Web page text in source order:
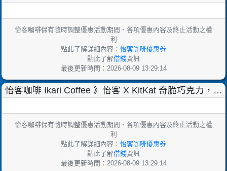
怡客咖啡保有隨時調整優惠活動期間、各項優惠內容及終止活動之權
利
點此了解詳細內容： 怡客咖啡優惠券
點此了解借錢資訊
最後更新時間：2026-08-09 13:29:14
怡客咖啡 Ikari Coffee 》怡客 X KitKat 奇脆巧克力，經
怡客咖啡保有隨時調整優惠活動期間、各項優惠內容及終止活動之權
利
點此了解詳細內容： 怡客咖啡優惠券
點此了解借錢資訊
最後更新時間：2026-08-09 13:29:14